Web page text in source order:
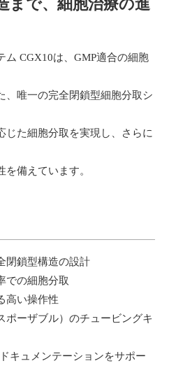
まで、細胞治療の進
ム CGX10は、GMP適合の細胞
、唯一の完全閉鎖型細胞分取シ
じた細胞分取を実現し、さらに
備えています。
閉鎖型構造の設計
での細胞分取
高い操作性
ポーザブル）のチュービングキ
キュメンテーションをサポー